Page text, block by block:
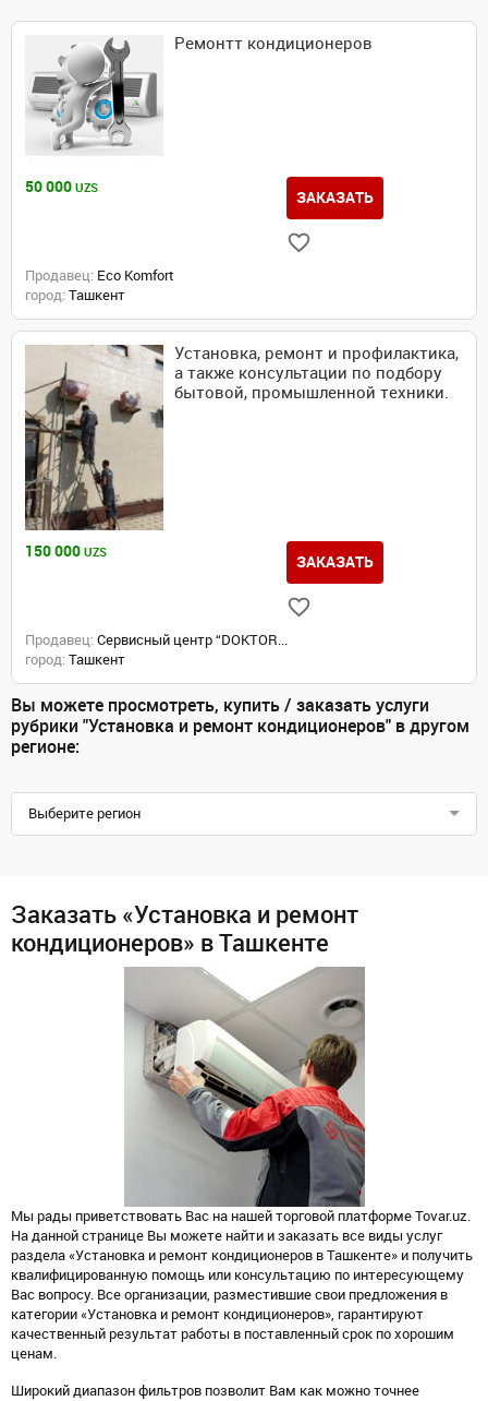
Ремонтт кондиционеров
50 000 UZS
ЗАКАЗАТЬ
Продавец: Eco Komfort
город: Ташкент
Установка, ремонт и профилактика,
а также консультации по подбору
бытовой, промышленной техники.
150 000 UZS
ЗАКАЗАТЬ
Продавец: Сервисный центр “DOKTOR...
город: Ташкент
Вы можете просмотреть, купить / заказать услуги
рубрики "Установка и ремонт кондиционеров" в другом
регионе:
Выберите регион
Заказать «Установка и ремонт
кондиционеров» в Ташкенте
Мы рады приветствовать Вас на нашей торговой платформе Tovar.uz.
На данной странице Вы можете найти и заказать все виды услуг
раздела «Установка и ремонт кондиционеров в Ташкенте» и получить
квалифицированную помощь или консультацию по интересующему
Вас вопросу. Все организации, разместившие свои предложения в
категории «Установка и ремонт кондиционеров», гарантируют
качественный результат работы в поставленный срок по хорошим
ценам.
Широкий диапазон фильтров позволит Вам как можно точнее